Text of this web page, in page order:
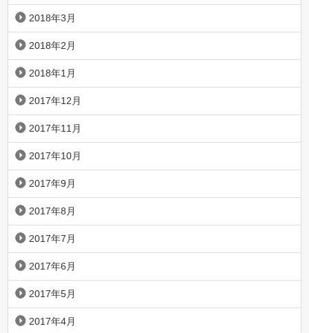
2018年3月
2018年2月
2018年1月
2017年12月
2017年11月
2017年10月
2017年9月
2017年8月
2017年7月
2017年6月
2017年5月
2017年4月